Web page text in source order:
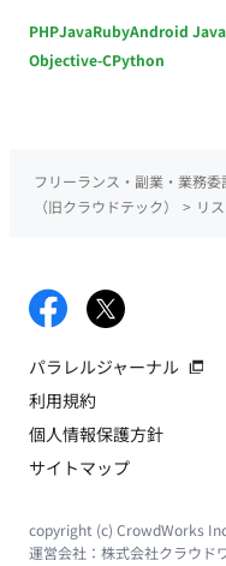
PHPJavaRubyAndroid Java
Objective-CPython
フリーランス・副業・業務
（旧クラウドテック）
> リ
パラレルジャーナル
利用規約
個人情報保護方針
サイトマップ
copyright (c) CrowdWorks
運営会社： 株式会社クラウド